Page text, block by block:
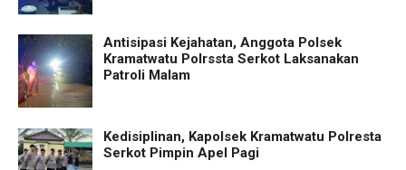
Antisipasi Kejahatan, Anggota Polsek
Kramatwatu Polrssta Serkot Laksanakan
Patroli Malam
Kedisiplinan, Kapolsek Kramatwatu Polresta
Serkot Pimpin Apel Pagi